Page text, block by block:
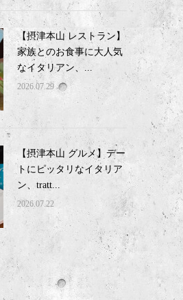
【摂津本山 レストラン】
家族とのお食事に大人気
なイタリアン、...
2026.07.29
【摂津本山 グルメ】デー
トにピッタリなイタリア
ン、tratt...
2026.07.22